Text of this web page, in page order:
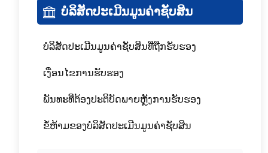
ບໍລິສັດປະເມີນມູນຄ່າຊັບສິນ
ບໍລິສັດປະເມີນມູນຄ່າຊັບສິນທີ່ຖືກຮັບຮອງ
ເງື່ອນໄຂການຮັບຮອງ
ພັນທະທີ່ຕ້ອງປະຕິບັດພາຍຫຼັງການຮັບຮອງ
ຂໍ້ຫ້າມຂອງບໍລິສັດປະເມີນມູນຄ່າຊັບສິນ